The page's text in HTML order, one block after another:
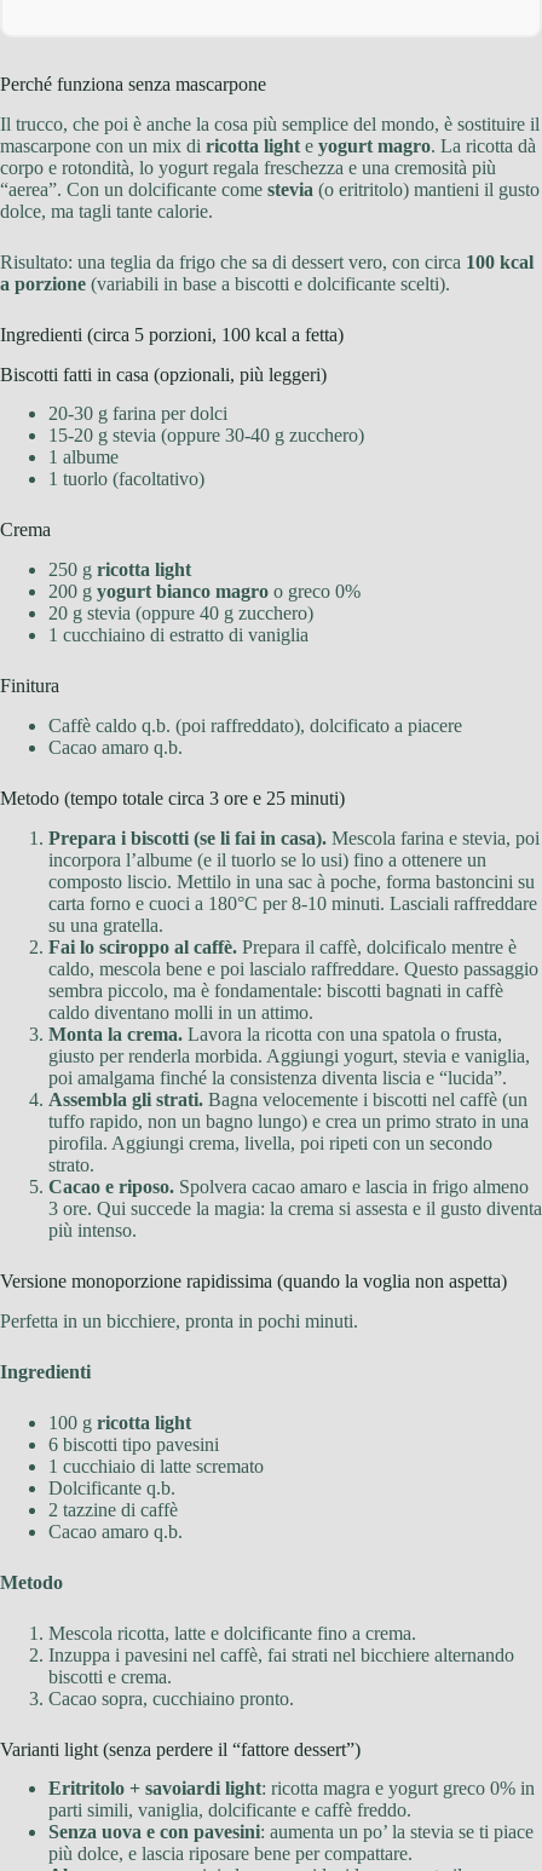
Perché funziona senza mascarpone
Il trucco, che poi è anche la cosa più semplice del mondo, è sostituire il
mascarpone con un mix di ricotta light e yogurt magro. La ricotta dà
corpo e rotondità, lo yogurt regala freschezza e una cremosità più
“aerea”. Con un dolcificante come stevia (o eritritolo) mantieni il gusto
dolce, ma tagli tante calorie.
Risultato: una teglia da frigo che sa di dessert vero, con circa 100 kcal
a porzione (variabili in base a biscotti e dolcificante scelti).
Ingredienti (circa 5 porzioni, 100 kcal a fetta)
Biscotti fatti in casa (opzionali, più leggeri)
20-30 g farina per dolci
15-20 g stevia (oppure 30-40 g zucchero)
1 albume
1 tuorlo (facoltativo)
Crema
250 g ricotta light
200 g yogurt bianco magro o greco 0%
20 g stevia (oppure 40 g zucchero)
1 cucchiaino di estratto di vaniglia
Finitura
Caffè caldo q.b. (poi raffreddato), dolcificato a piacere
Cacao amaro q.b.
Metodo (tempo totale circa 3 ore e 25 minuti)
Prepara i biscotti (se li fai in casa). Mescola farina e stevia, poi
incorpora l’albume (e il tuorlo se lo usi) fino a ottenere un
composto liscio. Mettilo in una sac à poche, forma bastoncini su
carta forno e cuoci a 180°C per 8-10 minuti. Lasciali raffreddare
su una gratella.
Fai lo sciroppo al caffè. Prepara il caffè, dolcificalo mentre è
caldo, mescola bene e poi lascialo raffreddare. Questo passaggio
sembra piccolo, ma è fondamentale: biscotti bagnati in caffè
caldo diventano molli in un attimo.
Monta la crema. Lavora la ricotta con una spatola o frusta,
giusto per renderla morbida. Aggiungi yogurt, stevia e vaniglia,
poi amalgama finché la consistenza diventa liscia e “lucida”.
Assembla gli strati. Bagna velocemente i biscotti nel caffè (un
tuffo rapido, non un bagno lungo) e crea un primo strato in una
pirofila. Aggiungi crema, livella, poi ripeti con un secondo
strato.
Cacao e riposo. Spolvera cacao amaro e lascia in frigo almeno
3 ore. Qui succede la magia: la crema si assesta e il gusto diventa
più intenso.
Versione monoporzione rapidissima (quando la voglia non aspetta)
Perfetta in un bicchiere, pronta in pochi minuti.
Ingredienti
100 g ricotta light
6 biscotti tipo pavesini
1 cucchiaio di latte scremato
Dolcificante q.b.
2 tazzine di caffè
Cacao amaro q.b.
Metodo
Mescola ricotta, latte e dolcificante fino a crema.
Inzuppa i pavesini nel caffè, fai strati nel bicchiere alternando
biscotti e crema.
Cacao sopra, cucchiaino pronto.
Varianti light (senza perdere il “fattore dessert”)
Eritritolo + savoiardi light: ricotta magra e yogurt greco 0% in
parti simili, vaniglia, dolcificante e caffè freddo.
Senza uova e con pavesini: aumenta un po’ la stevia se ti piace
più dolce, e lascia riposare bene per compattare.